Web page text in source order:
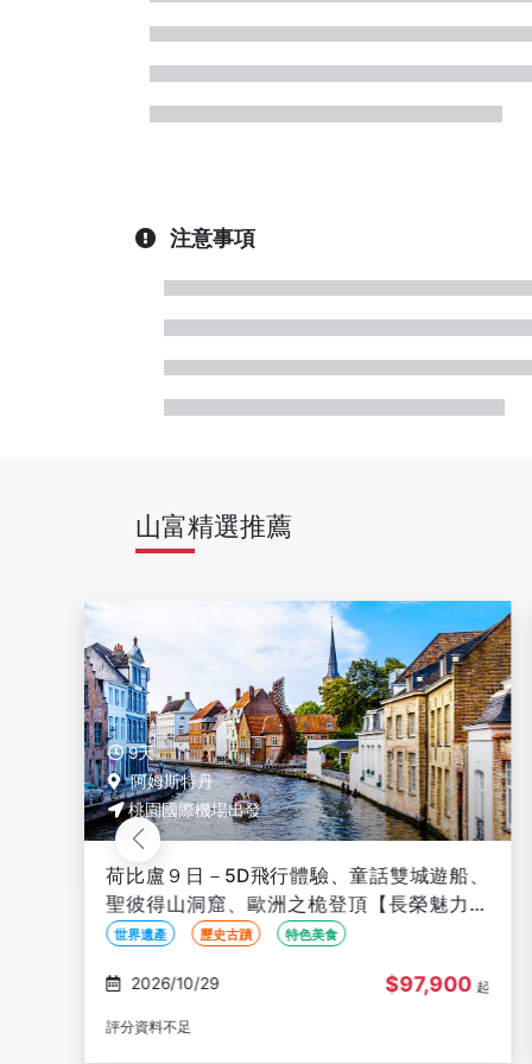
注意事項
山富精選推薦
9天
阿姆斯特丹
桃園國際機場出發
荷比盧９日－5D飛行體驗、童話雙城遊船
聖彼得山洞窟、歐洲之桅登頂【長榮魅力
洲】
世界遺產 歷史古蹟 特色美食
2026/10/31 $95,900
評分資料不足